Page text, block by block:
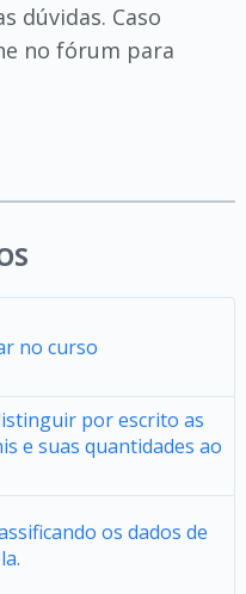
dúvidas. Caso
no fórum para
no curso
por escrito as
e suas quantidades ao
os dados de